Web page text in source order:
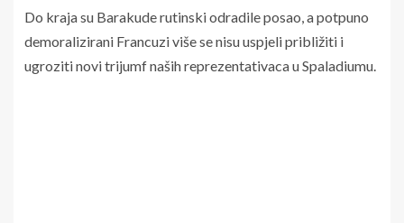
Do kraja su Barakude rutinski odradile posao, a potpuno
demoralizirani Francuzi više se nisu uspjeli približiti i
ugroziti novi trijumf naših reprezentativaca u Spaladiumu.